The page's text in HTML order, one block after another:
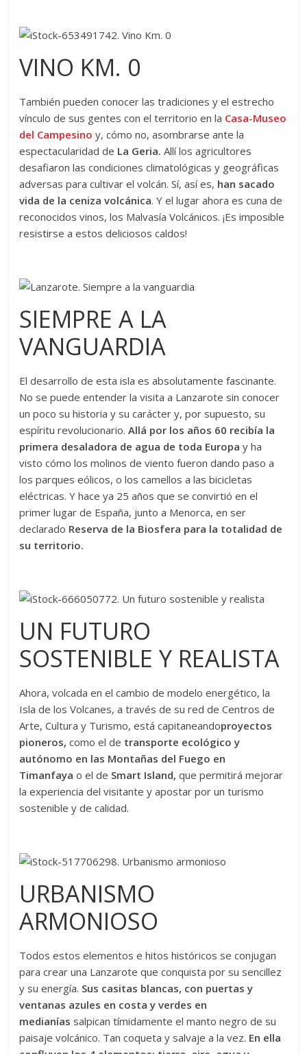
VINO KM. 0
También pueden conocer las tradiciones y el estrecho
vínculo de sus gentes con el territorio en la Casa-Museo
del Campesino y, cómo no, asombrarse ante la
espectacularidad de La Geria.Allí los agricultores
desafiaron las condiciones climatológicas y geográficas
adversas para cultivar el volcán. Sí, así es, han sacado
vida de la ceniza volcánica. Y el lugar ahora es cuna de
reconocidos vinos, los Malvasía Volcánicos. ¡Es imposible
resistirse a estos deliciosos caldos!
SIEMPRE A LA
VANGUARDIA
El desarrollo de esta isla es absolutamente fascinante.
No se puede entender la visita a Lanzarote sin conocer
un poco su historia y su carácter y, por supuesto, su
espíritu revolucionario. Allá por los años 60 recibía la
primera desaladora de agua de toda Europa y ha
visto cómo los molinos de viento fueron dando paso a
los parques eólicos, o los camellos a las bicicletas
eléctricas. Y hace ya 25 años que se convirtió en el
primer lugar de España, junto a Menorca, en ser
declarado Reserva de la Biosfera para la totalidad de
su territorio.
UN FUTURO
SOSTENIBLE Y REALISTA
Ahora, volcada en el cambio de modelo energético, la
Isla de los Volcanes, a través de su red de Centros de
Arte, Cultura y Turismo, está capitaneandoproyectos
pioneros,como el de transporte ecológico y
autónomo en las Montañas del Fuego en
Timanfayao el de Smart Island, que permitirá mejorar
la experiencia del visitante y apostar por un turismo
sostenible y de calidad.
URBANISMO
ARMONIOSO
Todos estos elementos e hitos históricos se conjugan
para crear una Lanzarote que conquista por su sencillez
y su energía. Sus casitas blancas, con puertas y
ventanas azules en costa y verdes en
medianías salpican tímidamente el manto negro de su
paisaje volcánico. Tan coqueta y salvaje a la vez. En ella